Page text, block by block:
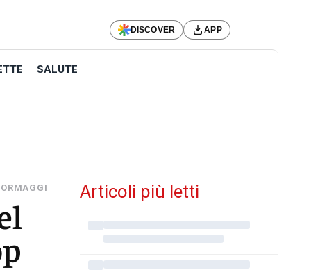
DISCOVER APP
SALUTE
Articoli più letti